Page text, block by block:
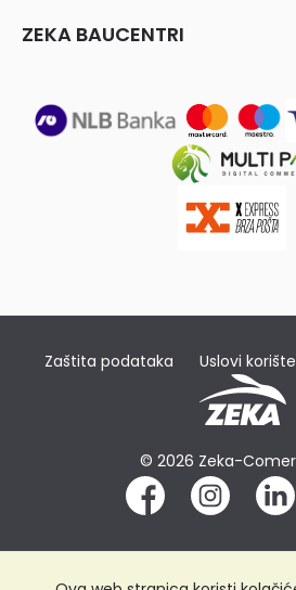
ZEKA BAUCENTRI
Zaštita podataka Uslovi
© 2026 Zeka-